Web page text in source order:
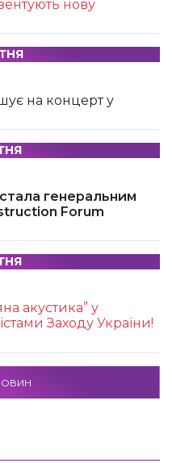
нову
на концерт у
генеральним
Forum
акустика” у
Заходу України!